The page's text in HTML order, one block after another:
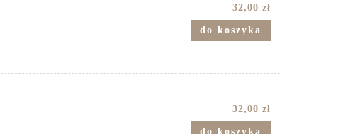
32,00 zł
do koszyka
32,00 zł
do koszyka